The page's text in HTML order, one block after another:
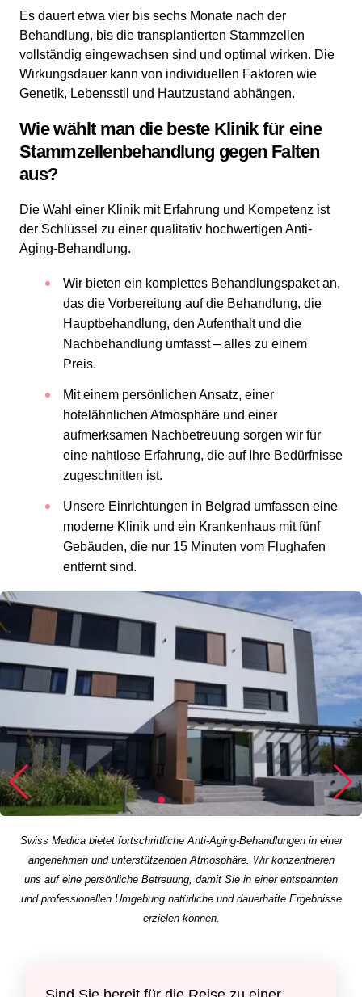
Es dauert etwa vier bis sechs Monate nach der
Behandlung, bis die transplantierten Stammzellen
vollständig eingewachsen sind und optimal wirken. Die
Wirkungsdauer kann von individuellen Faktoren wie
Genetik, Lebensstil und Hautzustand abhängen.
Wie wählt man die beste Klinik für eine
Stammzellenbehandlung gegen Falten
aus?
Die Wahl einer Klinik mit Erfahrung und Kompetenz ist
der Schlüssel zu einer qualitativ hochwertigen Anti-
Aging-Behandlung.
Wir bieten ein komplettes Behandlungspaket an,
das die Vorbereitung auf die Behandlung, die
Hauptbehandlung, den Aufenthalt und die
Nachbehandlung umfasst – alles zu einem
Preis.
Mit einem persönlichen Ansatz, einer
hotelähnlichen Atmosphäre und einer
aufmerksamen Nachbetreuung sorgen wir für
eine nahtlose Erfahrung, die auf Ihre Bedürfnisse
zugeschnitten ist.
Unsere Einrichtungen in Belgrad umfassen eine
moderne Klinik und ein Krankenhaus mit fünf
Gebäuden, die nur 15 Minuten vom Flughafen
entfernt sind.
Swiss Medica bietet fortschrittliche Anti-Aging-Behandlungen in einer
angenehmen und unterstützenden Atmosphäre. Wir konzentrieren
uns auf eine persönliche Betreuung, damit Sie in einer entspannten
und professionellen Umgebung natürliche und dauerhafte Ergebnisse
erzielen können.